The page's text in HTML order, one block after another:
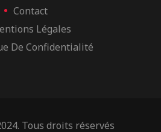
Contact
Légales
De Confidentialité
Tous droits réservés